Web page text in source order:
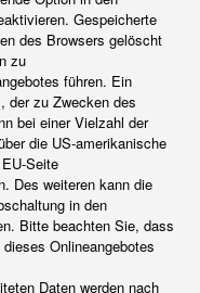
Gespeicherte
des Browsers gelöscht
zu
führen. Ein
der zu Zwecken des
bei einer Vielzahl der
die US-amerikanische
Seite
Des weiteren kann die
in den
Bitte beachten Sie, dass
Onlineangebotes
Daten werden nach